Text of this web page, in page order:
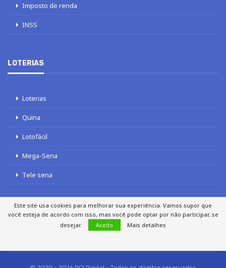
Imposto de renda
INSS
LOTERIAS
Loterias
Quina
Lotofácil
Mega-Sena
Tele sena
SOBRE NÓS AUTORES
FALE COM O JORNAL DCI
Este site usa cookies para melhorar sua experiência. Vamos supor que
você esteja de acordo com isso, mas você pode optar por não participar, se
desejar.
Aceito Mais detalhes